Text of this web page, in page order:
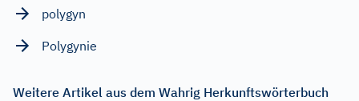
polygyn
Polygynie
Weitere Artikel aus dem Wahrig Herkunftswörterbuch